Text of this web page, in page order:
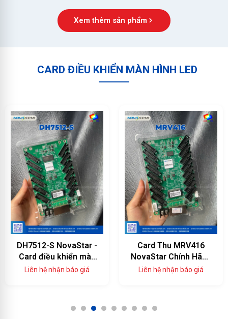
Xem thêm sản phẩm
CARD ĐIỀU KHIỂN MÀN HÌNH LED
DH7512-S NovaStar -
Card điều khiển màn
hình LED 12 cổng
Liên hệ nhận báo giá
Card Thu MRV416
NovaStar Chính Hãng
— 16 Cổng HUB75E,
Liên hệ nhận báo giá
1 2 3 4 5 6 7 8 9